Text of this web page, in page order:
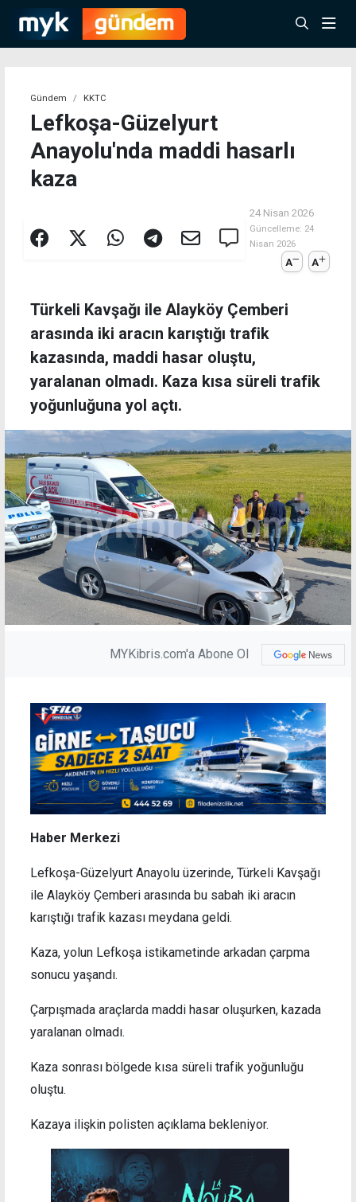
Gündem KKTC
Lefkoşa-Güzelyurt
Anayolu'nda maddi hasarlı
kaza
24 Nisan 2026
Güncelleme: 24
Nisan 2026
A A
Türkeli Kavşağı ile Alayköy Çemberi
arasında iki aracın karıştığı trafik
kazasında, maddi hasar oluştu,
yaralanan olmadı. Kaza kısa süreli trafik
yoğunluğuna yol açtı.
MYKibris.com'a Abone Ol
Haber Merkezi
Lefkoşa-Güzelyurt Anayolu üzerinde, Türkeli Kavşağı
ile Alayköy Çemberi arasında bu sabah iki aracın
karıştığı trafik kazası meydana geldi.
Kaza, yolun Lefkoşa istikametinde arkadan çarpma
sonucu yaşandı.
Çarpışmada araçlarda maddi hasar oluşurken, kazada
yaralanan olmadı.
Kaza sonrası bölgede kısa süreli trafik yoğunluğu
oluştu.
Kazaya ilişkin polisten açıklama bekleniyor.